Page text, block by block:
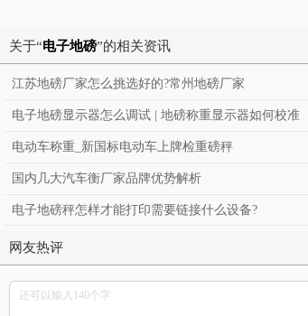
关于“电子地磅”的相关资讯
江苏地磅厂家怎么挑选好的?常州地磅厂家
电子地磅显示器怎么调试 | 地磅称重显示器如何校准
电动车称重_新国标电动车上牌检重磅秤
国内几大汽车衡厂家品牌优势解析
电子地磅秤怎样才能打印需要链接什么设备?
网友热评